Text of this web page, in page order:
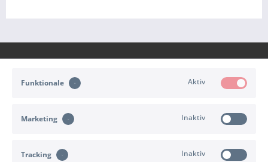
INFORMATIONEN
Funktionale Aktiv
Marketing Inaktiv
Tracking Inaktiv